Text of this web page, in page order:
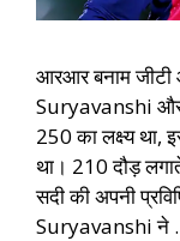
आरआर बनाम
Suryavanshi और
250 का लक्ष्य था,
था। 210 दौड़
सदी की अपनी
Suryavanshi ने